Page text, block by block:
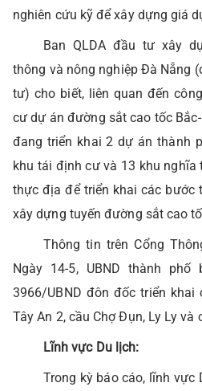
nghiên cứu kỹ để xây dựng giá
Ban QLDA đầu tư xây
thông và nông nghiệp Đà Nẵng
tư) cho biết, liên quan đến
cư dự án đường sắt cao tốc
đang triển khai 2 dự án thành
khu tái định cư và 13 khu
thực địa để triển khai các bước
xây dựng tuyến đường sắt cao
Thông tin trên Cổng
Ngày 14-5, UBND thành
3966/UBND đôn đốc triển
Tây An 2, cầu Chợ Đụn, Ly Ly
Lĩnh vực Du lịch:
Trong kỳ báo cáo, lĩnh vực